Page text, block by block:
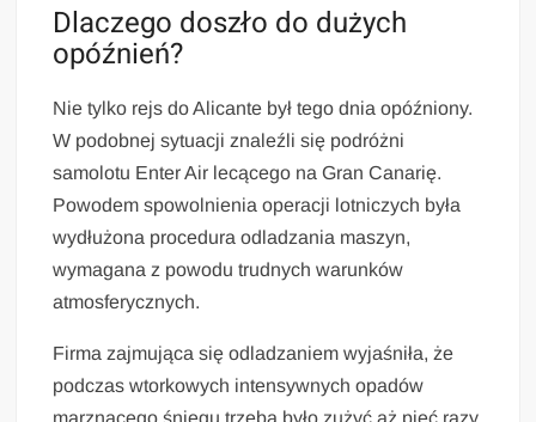
Dlaczego doszło do dużych
opóźnień?
Nie tylko rejs do Alicante był tego dnia opóźniony.
W podobnej sytuacji znaleźli się podróżni
samolotu Enter Air lecącego na Gran Canarię.
Powodem spowolnienia operacji lotniczych była
wydłużona procedura odladzania maszyn,
wymagana z powodu trudnych warunków
atmosferycznych.
Firma zajmująca się odladzaniem wyjaśniła, że
podczas wtorkowych intensywnych opadów